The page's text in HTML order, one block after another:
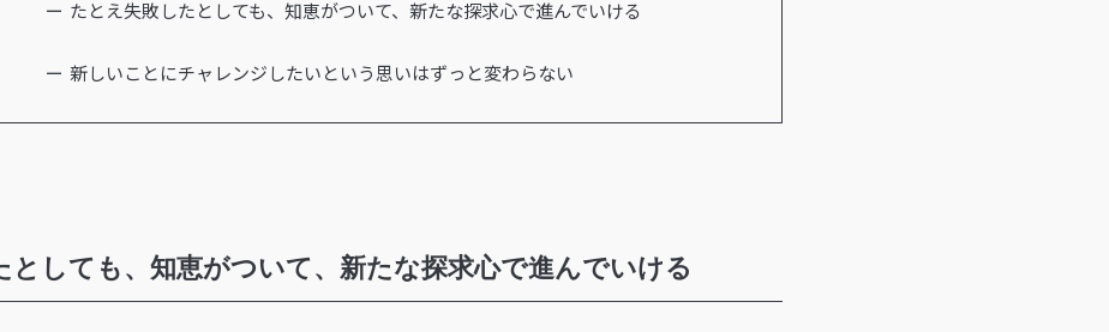
たとえ失敗したとしても、知恵がついて、新たな探求心で進んでいける
新しいことにチャレンジしたいという思いはずっと変わらない
としても、知恵がついて、新たな探求心で進んでいける